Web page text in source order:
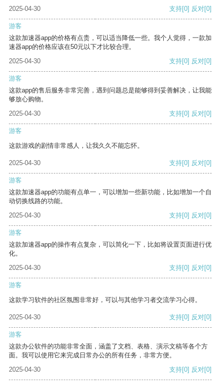
2025-04-30
支持[0] 反对[0]
游客
这款加速器app的价格有点贵，可以适当降低一些。我个人觉得，一款加
速器app的价格应该在50元以下才比较合理。
2025-04-30
支持[0] 反对[0]
游客
这款app的售后服务非常完善，遇到问题总是能够得到妥善解决，让我能
够放心购物。
2025-04-30
支持[0] 反对[0]
游客
这款游戏的剧情非常感人，让我久久不能忘怀。
2025-04-30 支持[0] 反对[0]
游客
这款加速器app的功能有点单一，可以增加一些新功能，比如增加一个自
动切换线路的功能。
2025-04-30
支持[0] 反对[0]
游客
这款加速器app的操作有点复杂，可以简化一下，比如将设置页面进行优
化。
2025-04-30
支持[0] 反对[0]
游客
这款学习软件的社区氛围非常好，可以与其他学习者交流学习心得。
2025-04-30 支持[0] 反对[0]
游客
这款办公软件的功能非常全面，涵盖了文档、表格、演示文稿等各个方
面。我可以使用它来完成日常办公的所有任务，非常方便。
2025-04-30
支持[0] 反对[0]